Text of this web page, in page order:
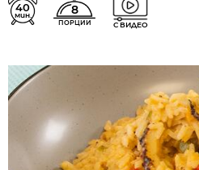
40
мин. 8
ПОРЦИИ С ВИДЕО